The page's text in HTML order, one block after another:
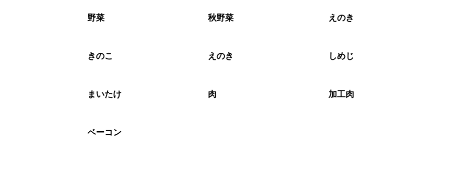
※日持ちは目安です。
野菜 秋野菜 えのき
きのこ えのき しめじ
まいたけ 肉 加工肉
ベーコン